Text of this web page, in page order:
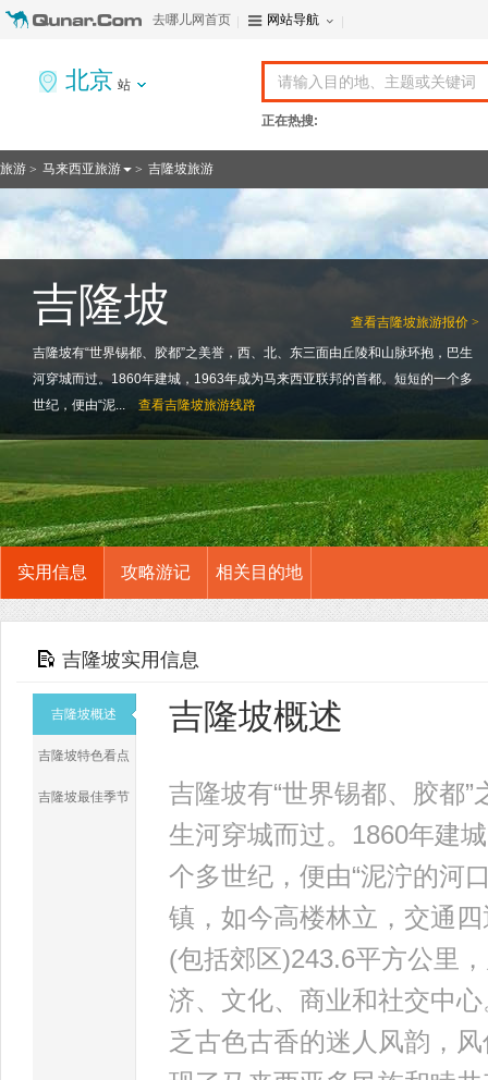
去哪儿网首页 网站导航
北京 站
正在热搜:
旅游 > 马来西亚旅游 > 吉隆坡旅游
查看吉隆坡旅游报价 >
吉隆坡
吉隆坡有“世界锡都、胶都”之美誉，西、北、东三面由丘陵和山脉环抱，巴生
河穿城而过。1860年建城，1963年成为马来西亚联邦的首都。短短的一个多
世纪，便由“泥...
查看吉隆坡旅游线路
实用信息 攻略游记 相关目的地
吉隆坡实用信息
吉隆坡概述
吉隆坡特色看点
吉隆坡最佳季节
吉隆坡概述
吉隆坡有“世界锡都、胶都
生河穿城而过。1860年建
个多世纪，便由“泥泞的河
镇，如今高楼林立，交通
(包括郊区)243.6平方公里
济、文化、商业和社交中
乏古色古香的迷人风韵，